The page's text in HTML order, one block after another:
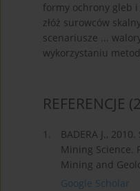
formy ochrony gleb
złóż surowców
scenariusze ...
wykorzystaniu
REFERENCJE
1.
BADERA J.,
Mining Science.
Mining and
Google Scholar